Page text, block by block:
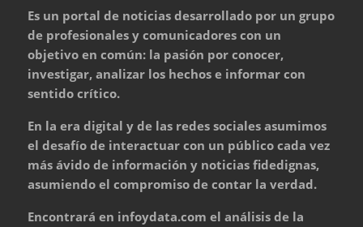
Es un portal de noticias desarrollado por un grupo
de profesionales y comunicadores con un
objetivo en común: la pasión por conocer,
investigar, analizar los hechos e informar con
sentido crítico.
En la era digital y de las redes sociales asumimos
el desafío de interactuar con un público cada vez
más ávido de información y noticias fidedignas,
asumiendo el compromiso de contar la verdad.
Encontrará en infoydata.com el análisis de la